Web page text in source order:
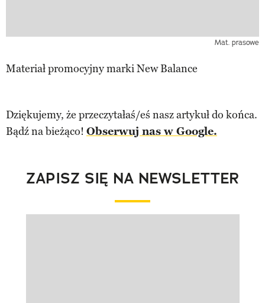
Mat. prasowe
Materiał promocyjny marki New Balance
Dziękujemy, że przeczytałaś/eś nasz artykuł do końca.
Bądź na bieżąco! Obserwuj nas w Google.
ZAPISZ SIĘ NA NEWSLETTER